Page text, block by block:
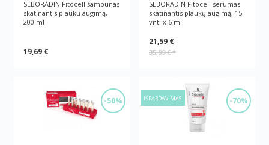
SEBORADIN Fitocell šampūnas
skatinantis plaukų augimą,
200 ml
19,69 €
SEBORADIN Fitocell serumas
skatinantis plaukų augimą, 15
vnt. x 6 ml
21,59 €
35,99 €*
-50% -70%
IŠPARDAVIMAS